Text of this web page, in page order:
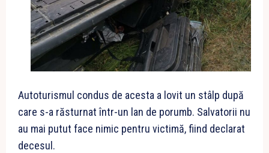
Autoturismul condus de acesta a lovit un stâlp după
care s-a răsturnat într-un lan de porumb. Salvatorii nu
au mai putut face nimic pentru victimă, fiind declarat
decesul.